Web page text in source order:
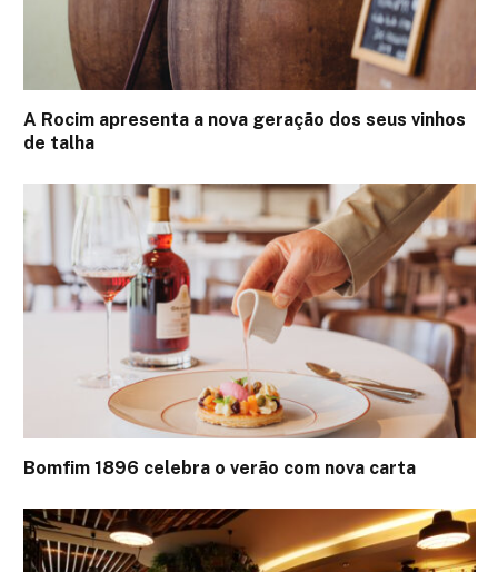
A Rocim apresenta a nova geração dos seus vinhos
de talha
Bomfim 1896 celebra o verão com nova carta